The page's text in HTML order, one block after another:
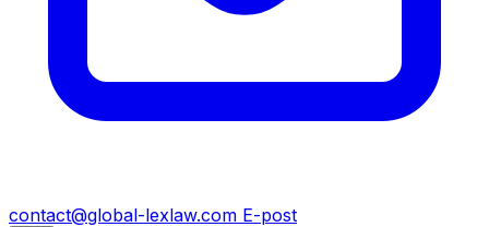
contact@global-lexlaw.com E-post